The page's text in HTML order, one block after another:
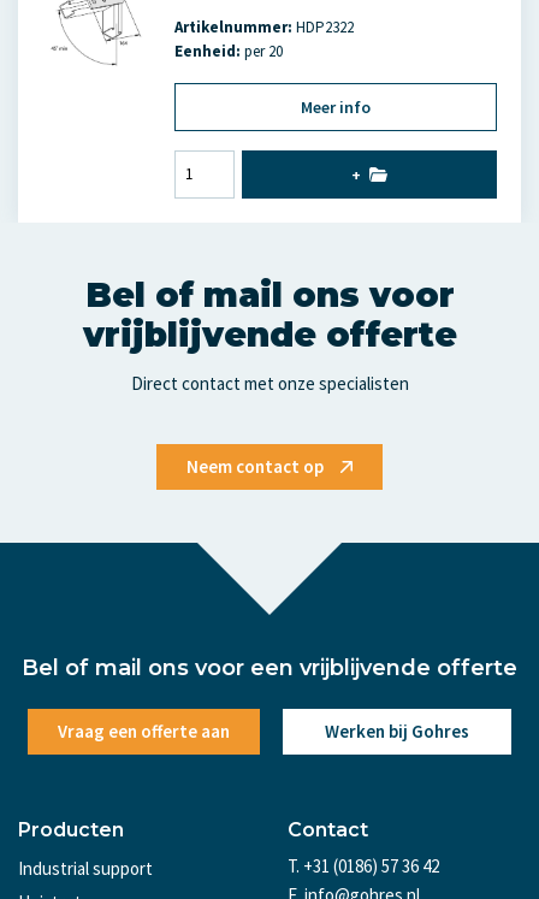
Artikelnummer: HDP2322
Eenheid: per 20
Meer info
+
Bel of mail ons voor
vrijblijvende offerte
Direct contact met onze specialisten
Neem contact op
Bel of mail ons voor een vrijblijvende offerte
Vraag een offerte aan Werken bij Gohres
Producten
Industrial support
Contact
T. +31 (0186) 57 36 42